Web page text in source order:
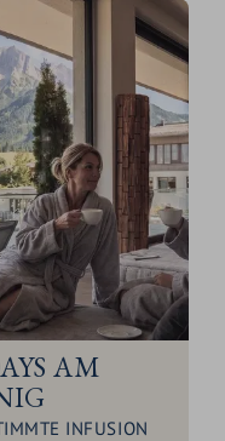
AM
INFUSION